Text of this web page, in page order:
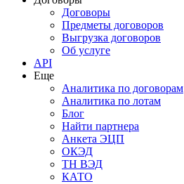
Договоры
Предметы договоров
Выгрузка договоров
Об услуге
API
Еще
Аналитика по договорам
Аналитика по лотам
Блог
Найти партнера
Анкета ЭЦП
ОКЭД
ТН ВЭД
КАТО